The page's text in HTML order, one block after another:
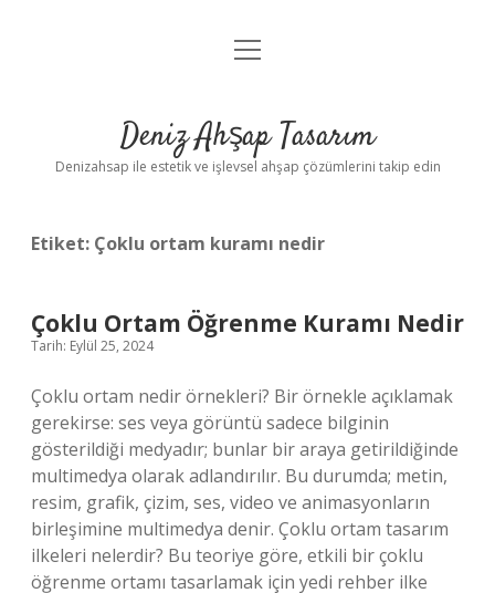
Anasayfa
Yasal Uyarı
menüyü
Deniz Ahşap Tasarım
Denizahsap ile estetik ve işlevsel ahşap çözümlerini takip edin
Etiket: Çoklu ortam kuramı nedir
Çoklu Ortam Öğrenme Kuramı Nedir
Tarih: Eylül 25, 2024
Çoklu ortam nedir örnekleri? Bir örnekle açıklamak
gerekirse: ses veya görüntü sadece bilginin
gösterildiği medyadır; bunlar bir araya getirildiğinde
multimedya olarak adlandırılır. Bu durumda; metin,
resim, grafik, çizim, ses, video ve animasyonların
birleşimine multimedya denir. Çoklu ortam tasarım
ilkeleri nelerdir? Bu teoriye göre, etkili bir çoklu
öğrenme ortamı tasarlamak için yedi rehber ilke